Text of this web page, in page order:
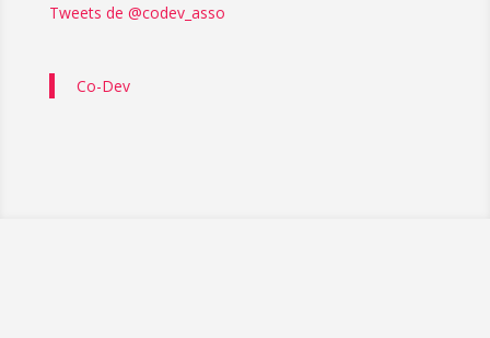
Tweets de @codev_asso
Co-Dev